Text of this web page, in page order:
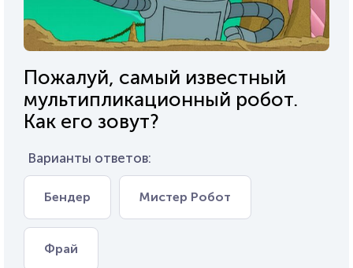
Пожалуй, самый известный
мультипликационный робот.
Как его зовут?
Варианты ответов:
Бендер Мистер Робот
Фрай